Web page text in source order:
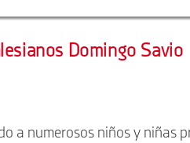
Domingo Savio​
a numerosos niños y niñas